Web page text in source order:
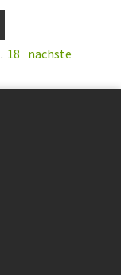
18 nächste